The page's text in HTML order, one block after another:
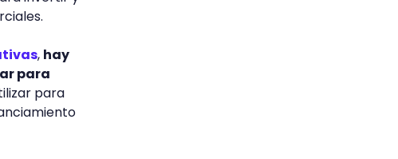
, hay
para
para